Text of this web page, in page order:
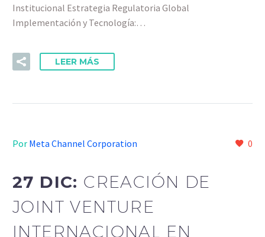
Institucional Estrategia Regulatoria Global
Implementación y Tecnología:…
LEER MÁS
0
Por Meta Channel Corporation
27 DIC: CREACIÓN DE
JOINT VENTURE
INTERNACIONAL EN